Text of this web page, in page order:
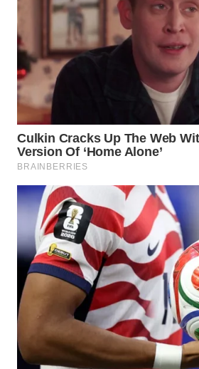
WAHANA
WAHANA
TRAVEL
WAHANA
TV
WAHANANEWS
WAHANANEWS
CO ID
WAHANANEWS
NET
WAHANA
SPORT